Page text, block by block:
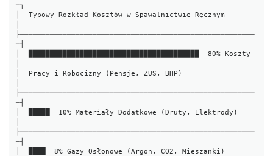
─┐
│  Typowy Rozkład Kosztów w Spawalnictwie Ręcznym
├───────────────────────────────────────────────────────
─┤
│  ████████████████████████████████████████  80% Koszty
│  Pracy i Robocizny (Pensje, ZUS, BHP)
├───────────────────────────────────────────────────────
─┤
│  █████  10% Materiały Dodatkowe (Druty, Elektrody)
├───────────────────────────────────────────────────────
─┤
│  ████  8% Gazy Osłonowe (Argon, CO2, Mieszanki)